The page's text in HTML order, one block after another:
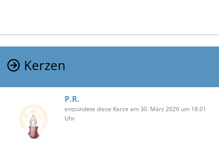
Kerzen
P.R.
entzündete diese Kerze am 30. März 2026 um 18.01
Uhr